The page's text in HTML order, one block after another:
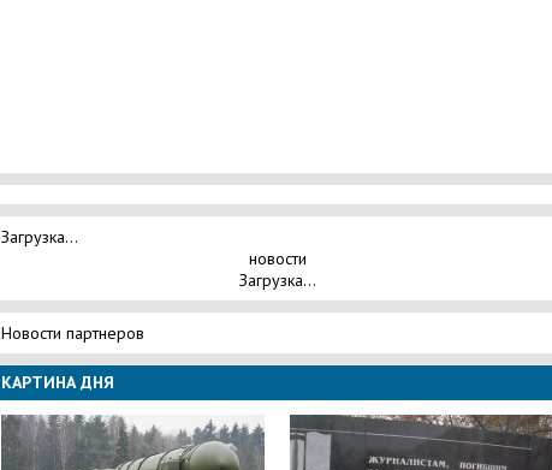
Загрузка...
новости
Загрузка...
Новости партнеров
КАРТИНА ДНЯ